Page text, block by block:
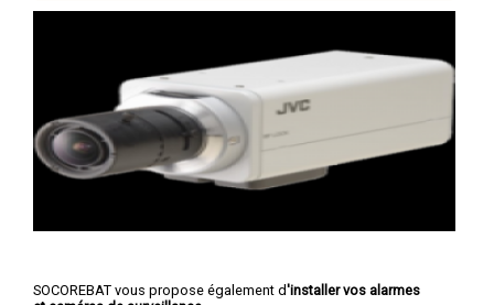
SOCOREBAT vous propose également d'installer vos alarmes